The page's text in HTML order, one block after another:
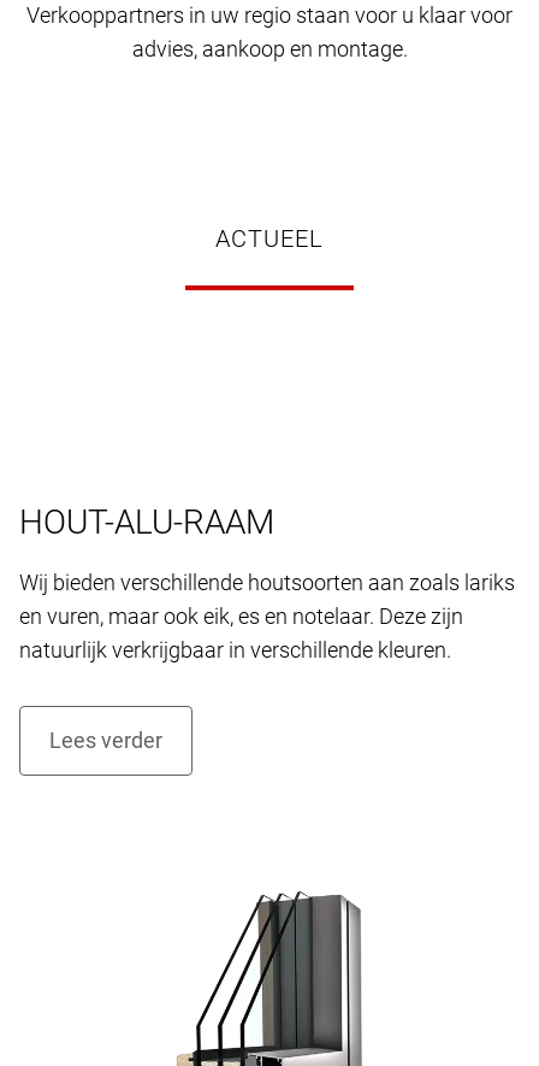
Verkooppartners in uw regio staan ​​voor u klaar voor
advies, aankoop en montage.
ACTUEEL
HOUT-ALU-RAAM
Wij bieden verschillende houtsoorten aan zoals lariks
en vuren, maar ook eik, es en notelaar. Deze zijn
natuurlijk verkrijgbaar in verschillende kleuren.